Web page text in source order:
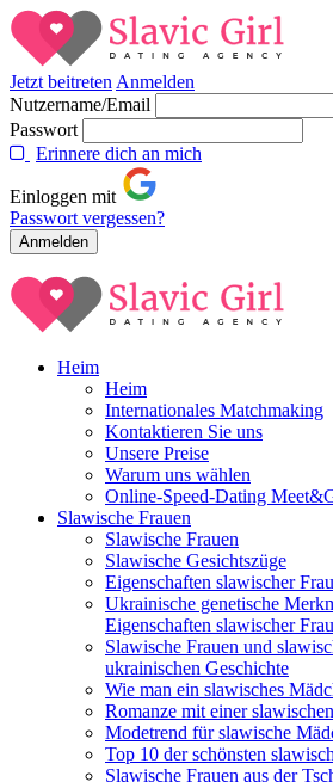
Jetzt beitreten Anmelden
Nutzername/Email
Passwort
Erinnere dich an mich
Einloggen mit
Passwort vergessen?
Heim
Heim
Internationales Matchmaking
Kontaktieren Sie uns
Unsere Preise
Warum uns wählen
Online-Speed-Dating
Slawische Frauen
Slawische Frauen
Slawische Gesichtszüge
Eigenschaften slawischer
Ukrainische genetische
Eigenschaften slawischer
Slawische Frauen und
ukrainischen Geschichte
Wie man ein slawisches
Romanze mit einer
Modetrend für slawische
Top 10 der schönsten
Slawische Frauen aus der